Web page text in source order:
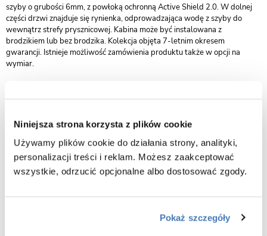
Niniejsza strona korzysta z plików cookie
Używamy plików cookie do działania strony, analityki,
personalizacji treści i reklam. Możesz zaakceptować
wszystkie, odrzucić opcjonalne albo dostosować zgody.
Pokaż szczegóły
szyby o grubości 6mm, z powłoką ochronną Active Shield 2.0. W dolnej
części drzwi znajduje się rynienka, odprowadzająca wodę z szyby do
wewnątrz strefy prysznicowej. Kabina może być instalowana z
brodzikiem lub bez brodzika. Kolekcja objęta 7-letnim okresem
gwarancji. Istnieje możliwość zamówienia produktu także w opcji na
wymiar.
wykończenie czarny mat
kabina przystosowana do montażu na posadzce lub na brodziku
bezpieczne szkło przeźroczyste o grubości 6 mm
powłoka Active Shield ułatwiająca utrzymanie kabiny w czystości
estetyczna rynienka w dolnej krawędzi drzwi zapobiegająca ściekaniu